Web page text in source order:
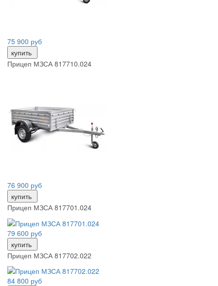
75 900 руб
купить
Прицеп МЗСА 817710.024
76 900 руб
купить
Прицеп МЗСА 817701.024
79 600 руб
купить
Прицеп МЗСА 817702.022
84 800 руб